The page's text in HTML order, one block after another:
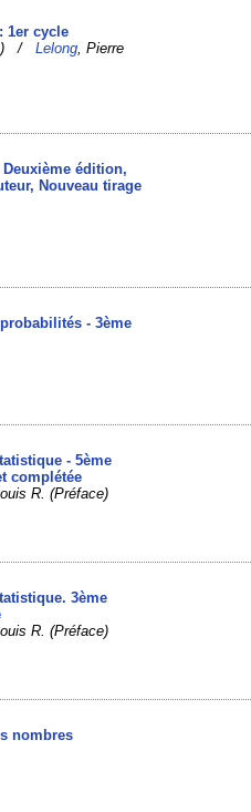
1er cycle
....) /Lelong , Pierre
édition,
Nouveau tirage
- 3ème
- 5ème
complétée
R. (Préface)
3ème
R. (Préface)
nombres